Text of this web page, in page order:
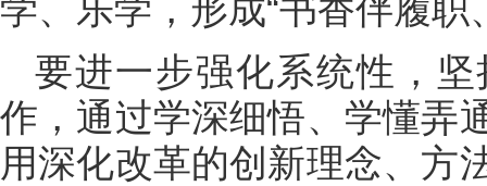
学、乐学，形成“书香伴履
要进一步强化系统性，
作，通过学深细悟、学懂弄
用深化改革的创新理念、方